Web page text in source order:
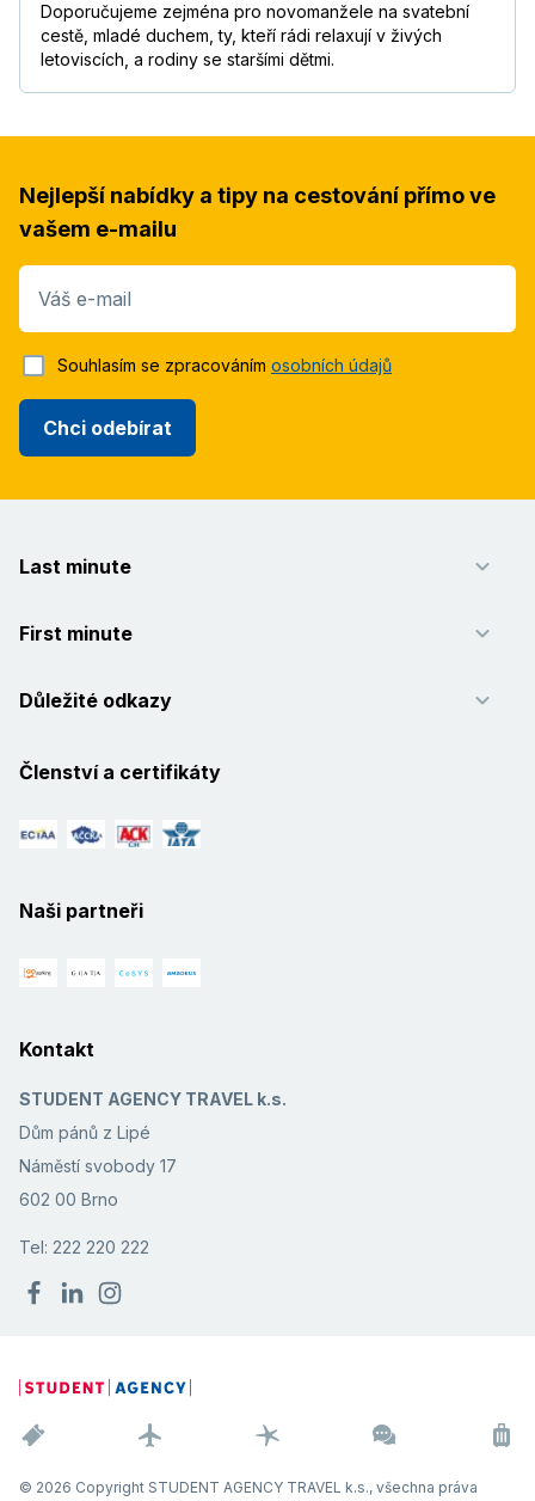
Doporučujeme zejména pro novomanžele na svatební
cestě, mladé duchem, ty, kteří rádi relaxují v živých
letoviscích, a rodiny se staršími dětmi.
Nejlepší nabídky a tipy na cestování přímo ve
vašem e-mailu
Váš e-mail
Chci odebírat
Souhlasím se zpracováním osobních údajů
Last minute
First minute
Důležité odkazy
Členství a certifikáty
Naši partneři
Kontakt
STUDENT AGENCY TRAVEL k.s.
Dům pánů z Lipé
Náměstí svobody 17
602 00 Brno
Tel: 222 220 222
© 2026 Copyright STUDENT AGENCY TRAVEL k.s., všechna práva